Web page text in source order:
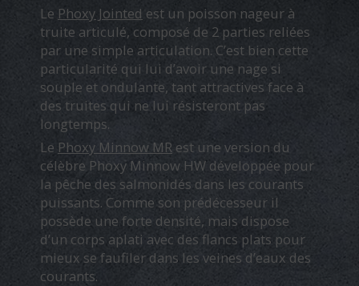
Le Phoxy Jointed est un poisson nageur à
truite articulé, composé de 2 parties reliées
par une simple articulation. C’est bien cette
particularité qui lui d’avoir une nage si
souple et ondulante, tant attractives face à
des truites qui ne lui résisteront pas
longtemps.
Le Phoxy Minnow MR est une version du
célèbre Phoxy Minnow HW développée pour
la pêche des salmonidés dans les courants
puissants. Comme son prédécesseur il
possède une forte densité, mais dispose
d’un corps aplati avec des flancs plats pour
mieux se faufiler dans les veines d’eaux des
courants.